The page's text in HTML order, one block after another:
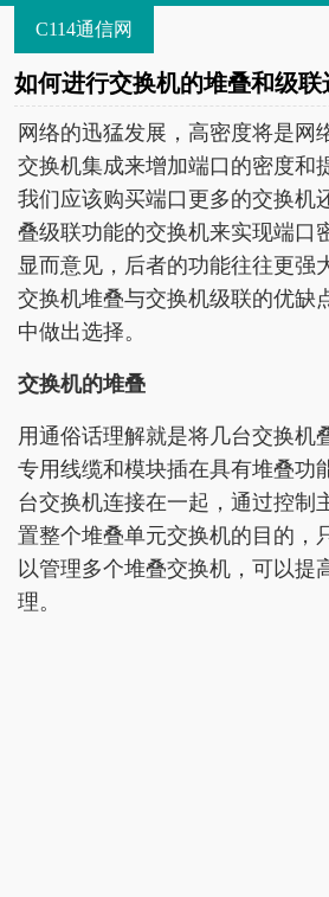
C114通信网
如何进行交换机的堆叠和级联
网络的迅猛发展，高密度将是网
交换机集成来增加端口的密度和
我们应该购买端口更多的交换机
叠级联功能的交换机来实现端口
显而意见，后者的功能往往更强
交换机堆叠与交换机级联的优缺
中做出选择。
交换机的堆叠
用通俗话理解就是将几台交换机
专用线缆和模块插在具有堆叠功
台交换机连接在一起，通过控制
置整个堆叠单元交换机的目的，
以管理多个堆叠交换机，可以提
理。